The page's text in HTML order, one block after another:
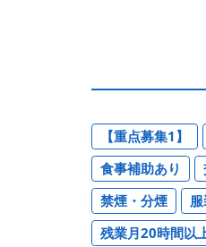
【重点募集1】
食事補助あり
禁煙・分煙
残業月20時間以